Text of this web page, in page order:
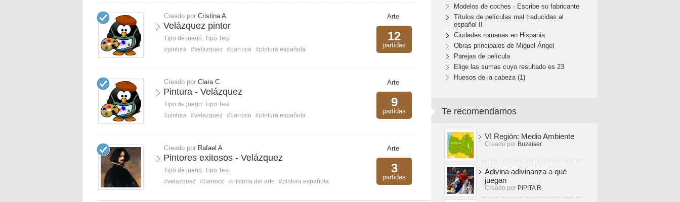
Creado por Cristina A
Velázquez pintor
Tipo de juego: Tipo Test
#pintura #velazquez #barroco #pintura española
Arte
12
partidas
Creado por Clara C
Pintura - Velázquez
Tipo de juego: Tipo Test
#pintura #velazquez #barroco #pintura española
Arte
9
partidas
Creado por Rafael A
Pintores exitosos - Velázquez
Tipo de juego: Tipo Test
#velazquez #barroco #historia del arte #pintura española
Arte
3
partidas
Modelos de coches - Escribe su fabricante
Títulos de películas mal traducidas al
español II
Ciudades romanas en Hispania
Obras principales de Miguel Ángel
Parejas de película
Elige las sumas cuyo resultado es 23
Huesos de la cabeza (1)
Te recomendamos
VI Región: Medio Ambiente
Creado por Buzaiser
Adivina adivinanza a qué
juegan
Creado por PIPITA R